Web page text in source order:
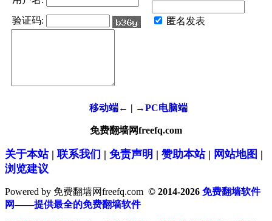
验证码: 匿名发表
移动端← | →PC电脑端
免费翻墙网freefq.com
关于本站| 联系我们 | 免责声明 | 赞助本站| 网站地图 |
浏览建议
Powered by 免费翻墙网freefq.com © 2014-2026 免费翻墙软件
网——提供最全的免费翻墙软件